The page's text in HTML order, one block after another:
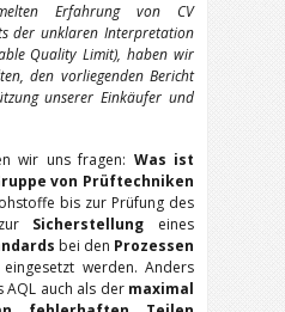
Erfahrung von CV
der unklaren Interpretation
Quality Limit), haben wir
den vorliegenden Bericht
unserer Einkäufer und
wir uns fragen: Was ist
von Prüftechniken
bis zur Prüfung des
Sicherstellung eines
bei den Prozessen
werden. Anders
AQL auch als der maximal